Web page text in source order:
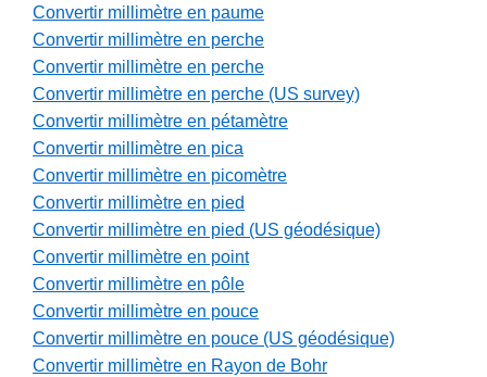
Convertir millimètre en paume
Convertir millimètre en perche
Convertir millimètre en perche
Convertir millimètre en perche (US survey)
Convertir millimètre en pétamètre
Convertir millimètre en pica
Convertir millimètre en picomètre
Convertir millimètre en pied
Convertir millimètre en pied (US géodésique)
Convertir millimètre en point
Convertir millimètre en pôle
Convertir millimètre en pouce
Convertir millimètre en pouce (US géodésique)
Convertir millimètre en Rayon de Bohr